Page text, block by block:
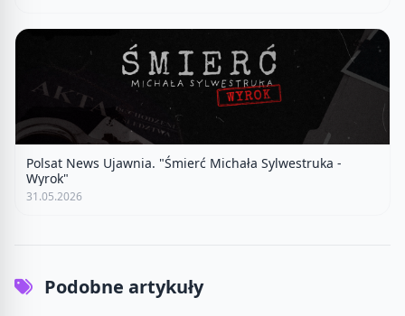
Polsat News Ujawnia. "Śmierć Michała Sylwestruka -
Wyrok"
31.05.2026
Podobne artykuły